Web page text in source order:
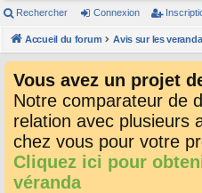
ac
co
ci
or
u
s
Rechercher Connexion
Accueil du forum
Vous avez un projet
Notre comparateur de
relation avec plusieurs
chez vous pour votre
Cliquez ici pour
véranda